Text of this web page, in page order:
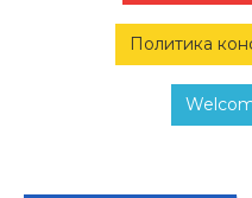
Политика